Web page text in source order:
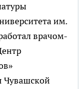
им.
врачом-
Чувашской